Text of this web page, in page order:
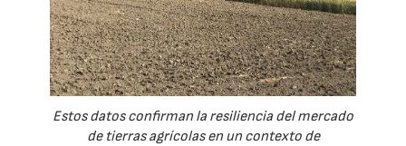
Estos datos confirman la resiliencia del mercado
de tierras agrícolas en un contexto de